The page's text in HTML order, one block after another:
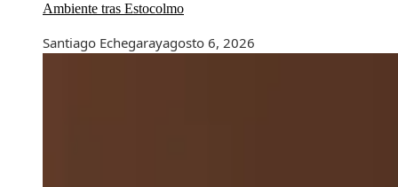
Ambiente tras Estocolmo
Santiago Echegarayagosto 6, 2026